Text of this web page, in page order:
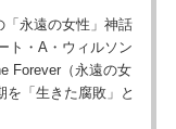
「永遠の女性」神話
ト・A・ウィルソン
Forever（永遠の女
を「生きた腐敗」と